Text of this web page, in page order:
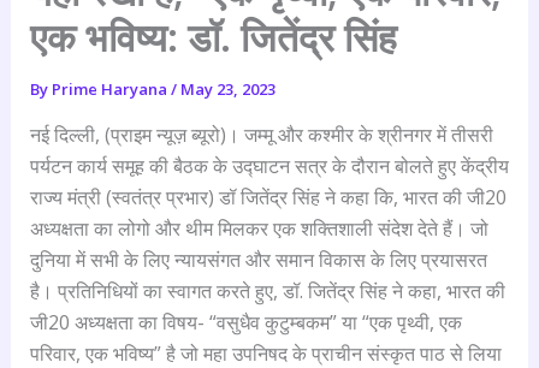
एक भविष्य: डॉ. जितेंद्र सिंह
By Prime Haryana / May 23, 2023
नई दिल्ली, (प्राइम न्यूज़ ब्यूरो)। जम्मू और कश्मीर के श्रीनगर में तीसरी
पर्यटन कार्य समूह की बैठक के उद्घाटन सत्र के दौरान बोलते हुए केंद्रीय
राज्य मंत्री (स्वतंत्र प्रभार) डॉ जितेंद्र सिंह ने कहा कि, भारत की जी20
अध्यक्षता का लोगो और थीम मिलकर एक शक्तिशाली संदेश देते हैं। जो
दुनिया में सभी के लिए न्यायसंगत और समान विकास के लिए प्रयासरत
है। प्रतिनिधियों का स्वागत करते हुए, डॉ. जितेंद्र सिंह ने कहा, भारत की
जी20 अध्यक्षता का विषय- “वसुधैव कुटुम्बकम” या “एक पृथ्वी, एक
परिवार, एक भविष्य” है जो महा उपनिषद के प्राचीन संस्कृत पाठ से लिया